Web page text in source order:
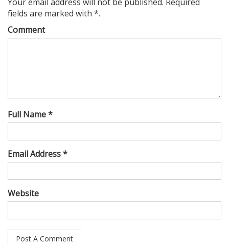
fields are marked with *.
Comment
Full Name *
Email Address *
Website